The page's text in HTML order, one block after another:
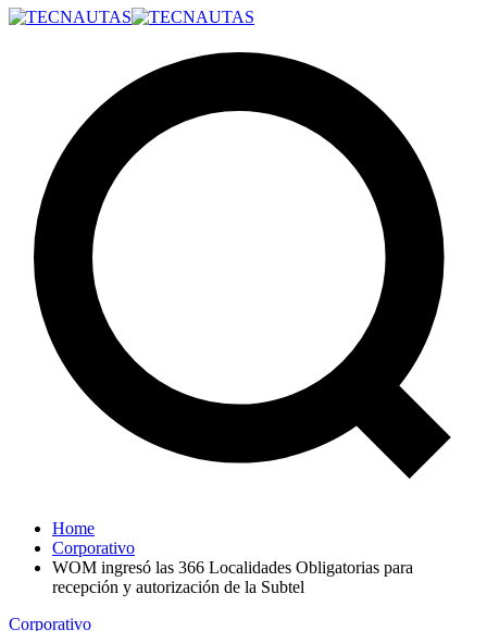
Home
Corporativo
WOM ingresó las 366 Localidades Obligatorias para
recepción y autorización de la Subtel
Corporativo